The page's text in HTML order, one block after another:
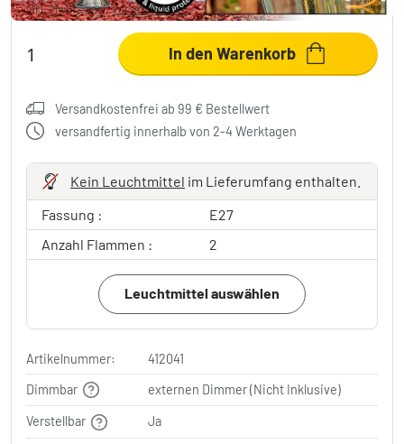
inkl. MwSt., zzgl.Versandkosten
In den Warenkorb
Versandkostenfrei ab 99 € Bestellwert
versandfertig innerhalb von 2-4 Werktagen
Kein Leuchtmittel im Lieferumfang enthalten.
Fassung :
E27
Anzahl Flammen :
2
Leuchtmittel auswählen
Artikelnummer:
412041
Dimmbar
externen Dimmer (Nicht Inklusive)
Verstellbar Ja